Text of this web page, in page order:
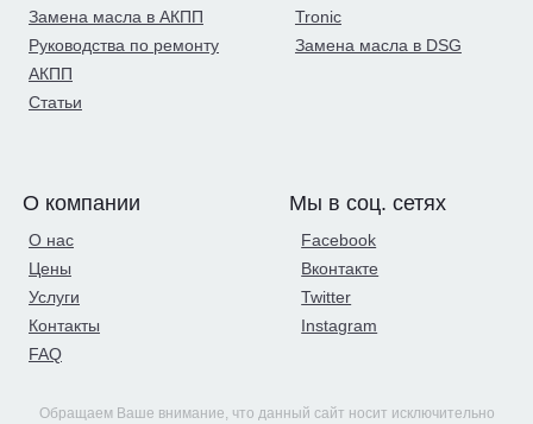
Замена масла в АКПП
Руководства по ремонту
АКПП
Статьи
Tronic
Замена масла в DSG
О компании
О нас
Цены
Услуги
Контакты
FAQ
Мы в соц. сетях
Facebook
Вконтакте
Twitter
Instagram
Обращаем Ваше внимание, что данный сайт носит исключительно